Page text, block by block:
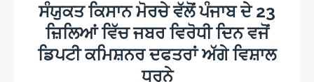
ਸੰਯੁਕਤ ਕਿਸਾਨ ਮੋਰਚੇ ਵੱਲੋਂ ਪੰਜਾਬ ਦੇ 23
ਜ਼ਿਲਿਆਂ ਵਿੱਚ ਜਬਰ ਵਿਰੋਧੀ ਦਿਨ ਵਜੋਂ
ਡਿਪਟੀ ਕਮਿਸ਼ਨਰ ਦਫਤਰਾਂ ਅੱਗੇ ਵਿਸ਼ਾਲ
ਧਰਨੇ